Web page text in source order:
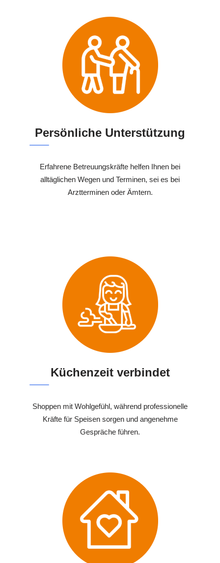
Persönliche Unterstützung
Erfahrene Betreuungskräfte helfen Ihnen bei
alltäglichen Wegen und Terminen, sei es bei
Arztterminen oder Ämtern.
Küchenzeit verbindet
Shoppen mit Wohlgefühl, während professionelle
Kräfte für Speisen sorgen und angenehme
Gespräche führen.